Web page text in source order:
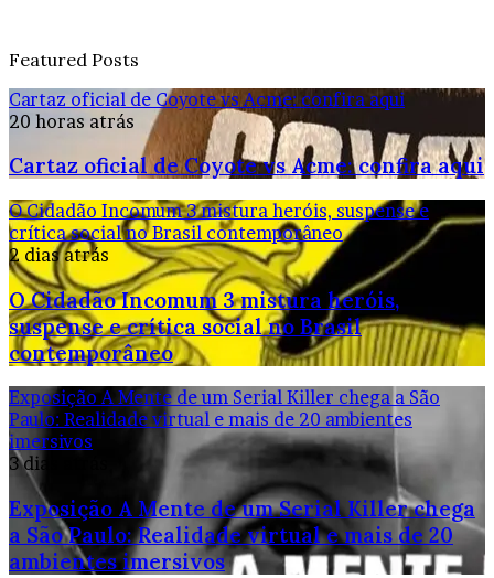
Featured Posts
Cartaz oficial de Coyote vs Acme: confira aqui
20 horas atrás
Cartaz oficial de Coyote vs Acme: confira aqui
O Cidadão Incomum 3 mistura heróis, suspense e
crítica social no Brasil contemporâneo
2 dias atrás
O Cidadão Incomum 3 mistura heróis,
suspense e crítica social no Brasil
contemporâneo
Exposição A Mente de um Serial Killer chega a São
Paulo: Realidade virtual e mais de 20 ambientes
imersivos
3 dias atrás
Exposição A Mente de um Serial Killer chega
a São Paulo: Realidade virtual e mais de 20
ambientes imersivos